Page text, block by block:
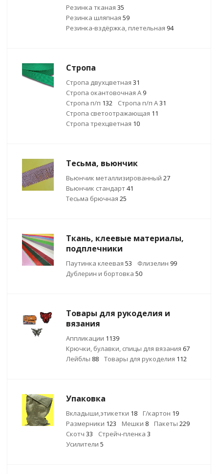
Резинка тканая 35
Резинка шляпная 59
Резинка-вздёржка, плетельная 94
Стропа
Стропа двухцветная 31
Стропа окантовочная А 9
Стропа п/п 132 Стропа п/п А31
Стропа светоотражающая 11
Стропа трехцветная 10
Тесьма, вьюнчик
Вьюнчик металлизированный 27
Вьюнчик стандарт41
Тесьма брючная 25
Ткань, клеевые материалы,
подплечники
Паутинка клеевая 53 Флизелин 99
Дублерин и бортовка 50
Товары для рукоделия и
вязания
Аппликации 1139
Крючки, булавки, спицы для вязания 67
Лейблы 88 Товары для рукоделия 112
Упаковка
Вкладыши,этикетки 18 Г/картон 19
Размерники 123 Мешки 8 Пакеты 229
Скотч 33 Стрейч-пленка 3
Усилители 5